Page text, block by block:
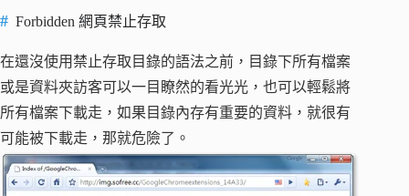
Forbidden 網頁禁止存取
在還沒使用禁止存取目錄的語法之前，目錄下所有檔案
或是資料夾訪客可以一目瞭然的看光光，也可以輕鬆將
所有檔案下載走，如果目錄內存有重要的資料，就很有
可能被下載走，那就危險了。